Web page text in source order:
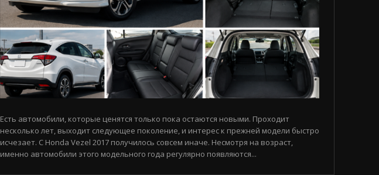
Есть автомобили, которые ценятся только пока остаются новыми. Проходит
несколько лет, выходит следующее поколение, и интерес к прежней модели быстро
исчезает. С Honda Vezel 2017 получилось совсем иначе. Несмотря на возраст,
именно автомобили этого модельного года регулярно появляются...